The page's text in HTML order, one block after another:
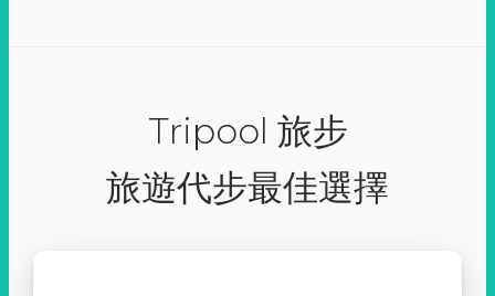
Tripool 旅步
旅遊代步最佳選擇